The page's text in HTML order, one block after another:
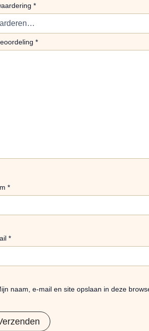
*
*
*
*
naam, e-mail en site opslaan in deze